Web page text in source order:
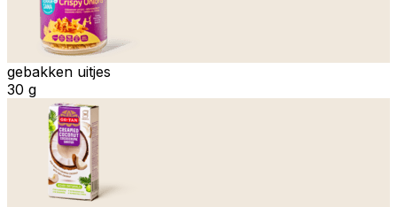
gebakken uitjes
30 g